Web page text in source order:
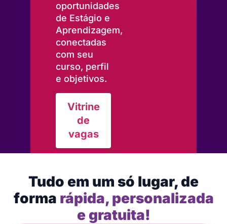
oportunidades
de Estágio e
Aprendizagem,
conectadas
com seu
curso, perfil
e objetivos.
Vitrine
de
vagas
Tudo em um só lugar, de
forma rápida, personalizada
e gratuita!